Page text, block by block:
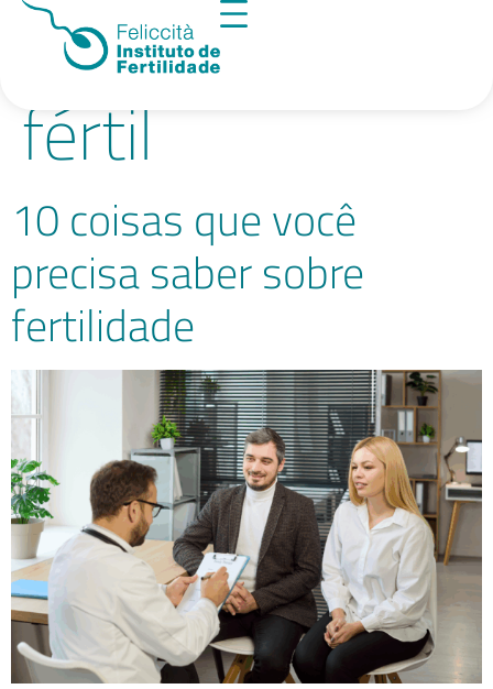
Tag:período
fértil
10 coisas que você
precisa saber sobre
fertilidade